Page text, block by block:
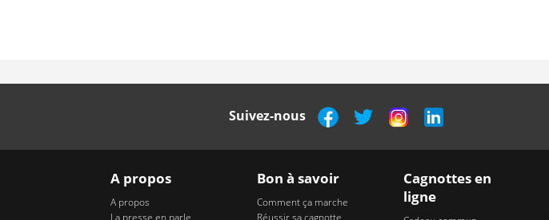
Suivez-nous
A propos
A propos
La presse en parle
Bon à savoir
Comment ça marche
Réussir sa cagnotte
Cagnottes en
ligne